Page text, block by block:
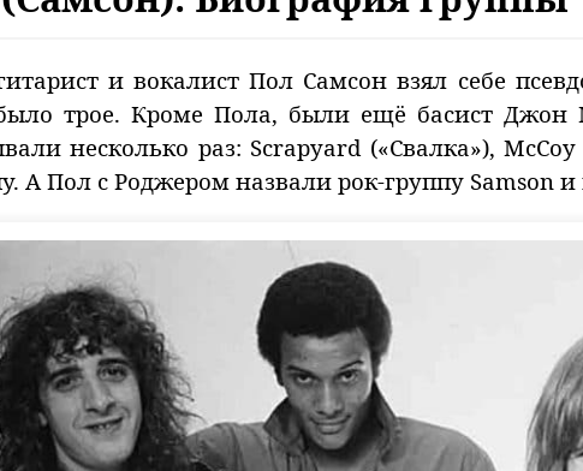
и вокалист Пол Самсон взял себе
трое. Кроме Пола, были ещё басист
несколько раз: Scrapyard («Свалка»),
А Пол с Роджером назвали рок-группу Samson и